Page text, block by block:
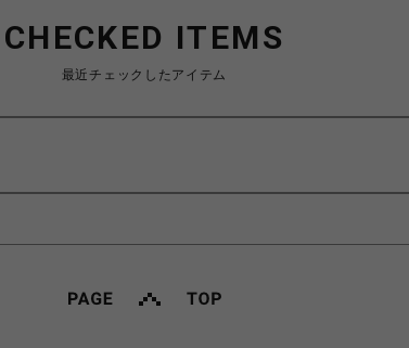
CHECKED ITEMS
最近チェックしたアイテム